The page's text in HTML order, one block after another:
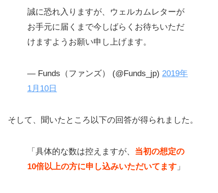
誠に恐れ入りますが、ウェルカムレターが
お手元に届くまで今しばらくお待ちいただ
けますようお願い申し上げます。
— Funds（ファンズ） (@Funds_jp) 2019年
1月10日
そして、聞いたところ以下の回答が得られました。
「具体的な数は控えますが、 当初の想定の
10倍以上の方に申し込みいただいてます 」